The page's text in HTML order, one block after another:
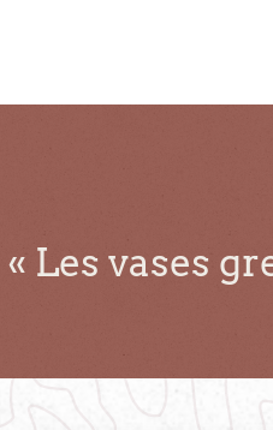
« Les vases